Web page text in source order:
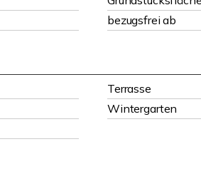
bezugsfrei ab
Terrasse
Wintergarten